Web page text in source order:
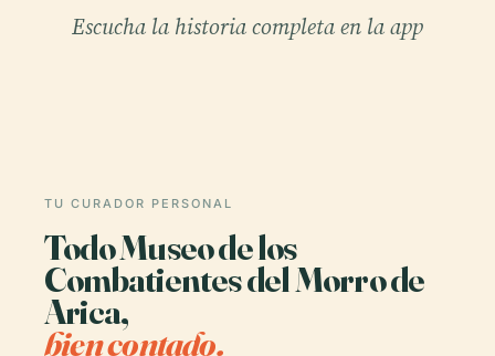
Escucha la historia completa en la app
TU CURADOR PERSONAL
Todo Museo de los
Combatientes del Morro de
Arica,
bien contado.